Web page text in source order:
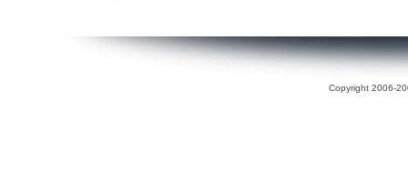
Copyright 2006-